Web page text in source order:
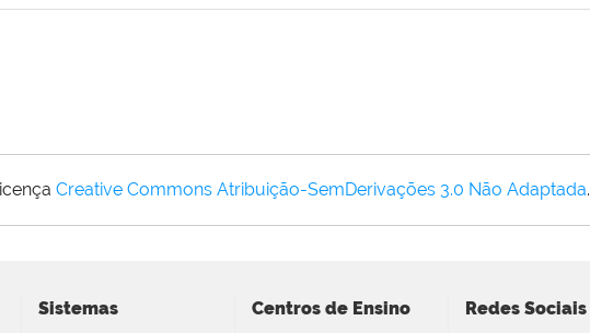
Creative Commons Atribuição-SemDerivações 3.0 Não Adaptada.
Sistemas Centros de Ensino Redes Sociais